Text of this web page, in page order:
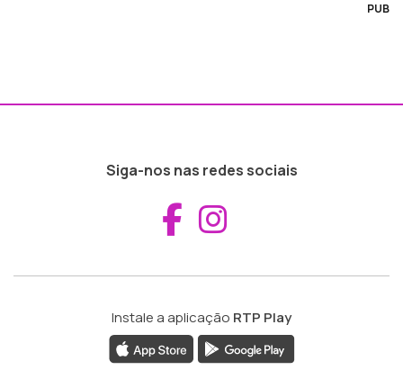
PUB
Siga-nos nas redes sociais
Aceder ao
Instale a aplicação RTP Play